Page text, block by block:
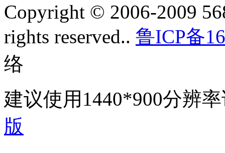
Copyright © 2006-2009
rights reserved.. 鲁ICP备
络
建议使用1440*900分辨
版